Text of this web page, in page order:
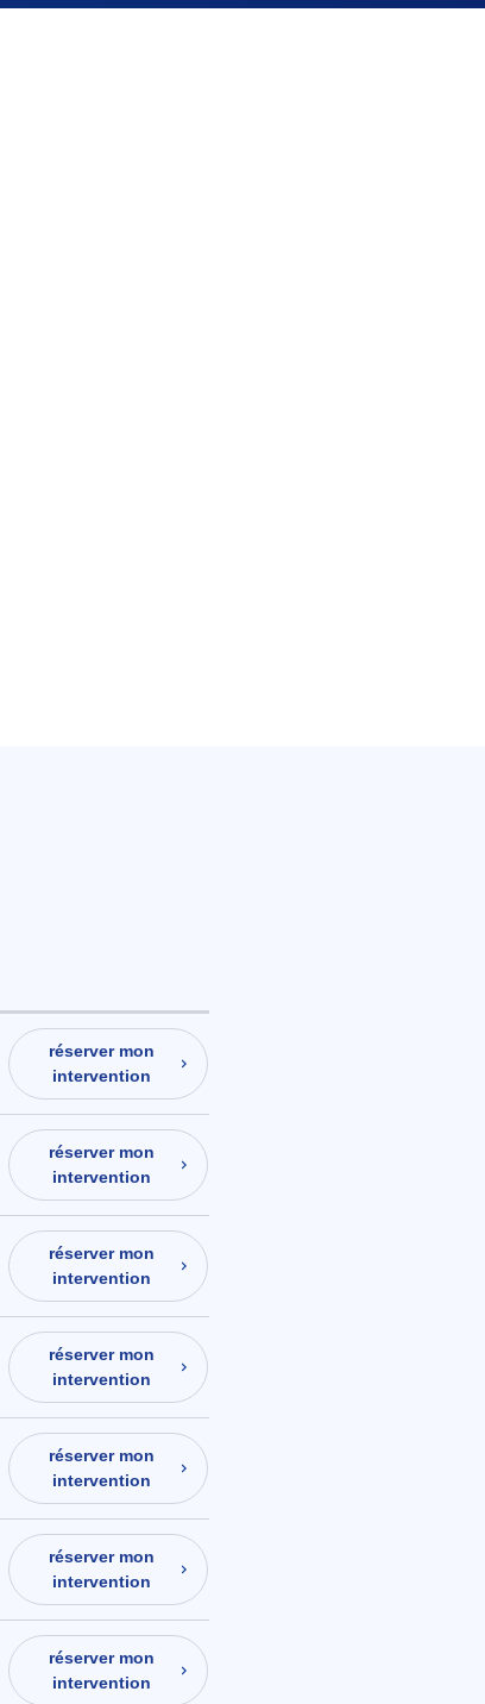
réserver mon
intervention
réserver mon
intervention
réserver mon
intervention
réserver mon
intervention
réserver mon
intervention
réserver mon
intervention
réserver mon
intervention